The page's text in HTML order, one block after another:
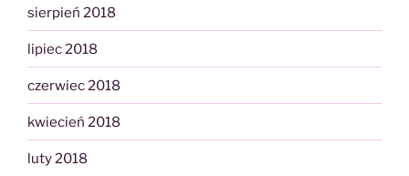
sierpień 2018
lipiec 2018
czerwiec 2018
kwiecień 2018
luty 2018